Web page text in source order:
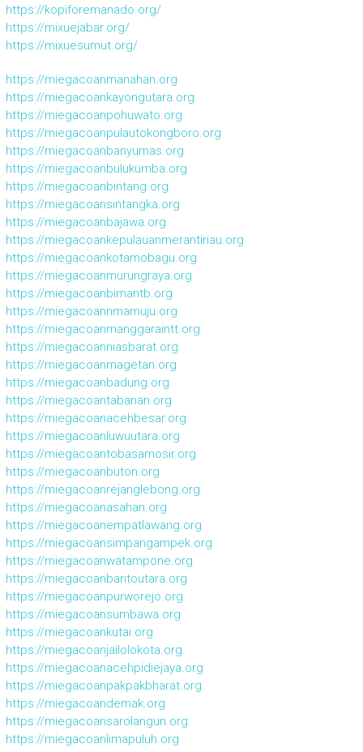
https://kopiforemanado.org/
https://mixuejabar.org/
https://mixuesumut.org/
https://miegacoanmanahan.org
https://miegacoankayongutara.org
https://miegacoanpohuwato.org
https://miegacoanpulautokongboro.org
https://miegacoanbanyumas.org
https://miegacoanbulukumba.org
https://miegacoanbintang.org
https://miegacoansintangka.org
https://miegacoanbajawa.org
https://miegacoankepulauanmerantiriau.org
https://miegacoankotamobagu.org
https://miegacoanmurungraya.org
https://miegacoanbimantb.org
https://miegacoannmamuju.org
https://miegacoanmanggaraintt.org
https://miegacoanniasbarat.org
https://miegacoanmagetan.org
https://miegacoanbadung.org
https://miegacoantabanan.org
https://miegacoanacehbesar.org
https://miegacoanluwuutara.org
https://miegacoantobasamosir.org
https://miegacoanbuton.org
https://miegacoanrejanglebong.org
https://miegacoanasahan.org
https://miegacoanempatlawang.org
https://miegacoansimpangampek.org
https://miegacoanwatampone.org
https://miegacoanbaritoutara.org
https://miegacoanpurworejo.org
https://miegacoansumbawa.org
https://miegacoankutai.org
https://miegacoanjailolokota.org
https://miegacoanacehpidiejaya.org
https://miegacoanpakpakbharat.org
https://miegacoandemak.org
https://miegacoansarolangun.org
https://miegacoanlimapuluh.org